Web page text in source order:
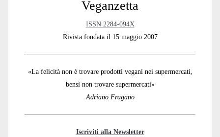
Veganzetta
ISSN 2284-094X
Rivista fondata il 15 maggio 2007
«La felicità non è trovare prodotti vegani nei supermercati,
bensì non trovare supermercati»
Adriano Fragano
Iscriviti alla Newsletter